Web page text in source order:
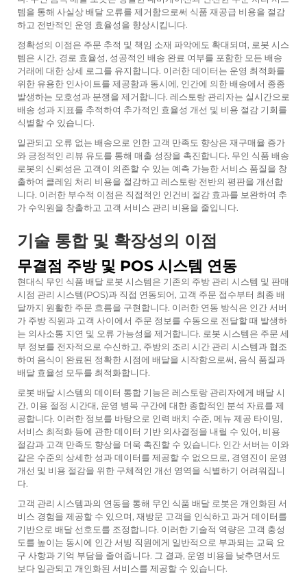
템을 통해 사실상 배달 오류를 제거함으로써 식품 재공급 비용을 절감
하고 전반적인 운영 효율성을 향상시킵니다.
정확성의 이점은 주문 추적 및 책임 소재 파악에도 확대되며, 로봇 시스
템은 시간, 경로 효율성, 성공적인 배송 완료 여부를 포함한 모든 배송
거래에 대한 상세 로그를 유지합니다. 이러한 데이터는 운영 최적화를
위한 유용한 인사이트를 제공함과 동시에, 인간에 의한 배송에서 종종
발생하는 모호성과 분쟁을 제거합니다. 레스토랑 관리자는 실시간으로
배송 성과 지표를 추적하여 추가적인 효율성 개선 및 비용 절감 기회를
식별할 수 있습니다.
일관되고 오류 없는 배송으로 인한 고객 만족도 향상은 재구매율 증가
와 긍정적인 리뷰 유도를 통해 매출 성장을 촉진합니다. 무인 식품 배송
로봇의 신뢰성은 고객이 의존할 수 있는 예측 가능한 서비스 품질을 창
출하여 클레임 처리 비용을 절감하고 레스토랑 전반의 평판을 개선합
니다. 이러한 부수적 이점은 직접적인 인건비 절감 효과를 보완하여 추
가 수익원을 창출하고 고객 서비스 관리 비용을 줄입니다.
기술 통합 및 확장성의 이점
무결점 주방 및 POS 시스템 연동
현대식 무인 식품 배달 로봇 시스템은 기존의 주방 관리 시스템 및 판매
시점 관리 시스템(POS)과 직접 연동되어, 고객 주문 접수부터 최종 배
달까지 원활한 주문 흐름을 구현합니다. 이러한 연동 방식은 인간 서버
가 주방 직원과 고객 사이에서 주문 정보를 수동으로 전달할 때 발생하
는 의사소통 지연 및 오류 가능성을 제거합니다. 로봇 시스템은 주문 세
부 정보를 전자적으로 수신하고, 주방의 조리 시간 관리 시스템과 협조
하여 음식이 완료된 정확한 시점에 배달을 시작함으로써, 음식 품질과
배달 효율성 모두를 최적화합니다.
로봇 배달 시스템의 데이터 통합 기능은 레스토랑 관리자에게 배달 시
간, 이용 절정 시간대, 운영 병목 구간에 대한 종합적인 분석 자료를 제
공합니다. 이러한 정보를 바탕으로 인력 배치 수준, 메뉴 제공 타이밍,
서비스 최적화 등에 관한 데이터 기반 의사결정을 내릴 수 있어, 비용
절감과 고객 만족도 향상을 더욱 촉진할 수 있습니다. 인간 서버는 이와
같은 수준의 상세한 성과 데이터를 제공할 수 없으므로, 경영진이 운영
개선 및 비용 절감을 위한 구체적인 개선 영역을 식별하기 어려워집니
다.
고객 관리 시스템과의 연동을 통해 무인 식품 배달 로봇은 개인화된 서
비스 경험을 제공할 수 있으며, 재방문 고객을 인식하고 과거 데이터를
기반으로 배달 선호도를 조정합니다. 이러한 기술적 역량은 고객 충성
도를 높이는 동시에 인간 서빙 직원에게 일반적으로 부과되는 교육 요
구 사항과 기억 부담을 줄여줍니다. 그 결과, 운영 비용을 낮추면서도
보다 일관되고 개인화된 서비스를 제공할 수 있습니다.